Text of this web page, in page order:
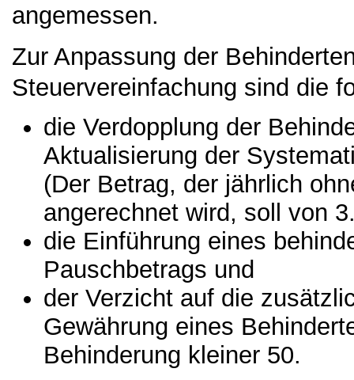
angemessen.
Zur Anpassung der
Steuervereinfachung sind die
die Verdopplung der
Aktualisierung der
(Der Betrag, der jährlich
angerechnet wird, soll von
die Einführung eines
Pauschbetrags und
der Verzicht auf die
Gewährung eines
Behinderung kleiner 50.